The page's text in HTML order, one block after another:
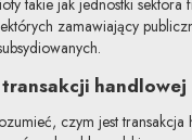
zamawiający
handlowej
czym jest